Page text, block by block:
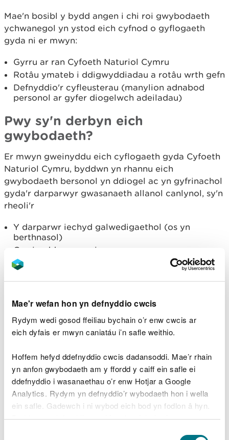
Mae'r wefan hon yn defnyddio cwcis
Rydym wedi gosod ffeiliau bychain o’r enw cwcis ar
eich dyfais er mwyn caniatáu i’n safle weithio.
Hoffem hefyd ddefnyddio cwcis dadansoddi. Mae’r rhain
yn anfon gwybodaeth am y ffordd y caiff ein safle ei
ddefnyddio i wasanaethau o’r enw Hotjar a Google
Analytics. Rydym yn defnyddio’r wybodaeth hon i wella
ein safle. Gadewch i ni wybod eich bod yn fodlon â hyn.
Byddwn yn defnyddio cwci i gadw eich dewis.
Mae'n bosibl y bydd angen i chi roi gwybodaeth
ychwanegol yn ystod eich cyfnod o gyflogaeth
gyda ni er mwyn:
Gyrru ar ran Cyfoeth Naturiol Cymru
Rotâu ymateb i ddigwyddiadau a rotâu wrth gefn
Defnyddio'r cyfleusterau (manylion adnabod
personol ar gyfer diogelwch adeiladau)
Pwy sy'n derbyn eich
gwybodaeth?
Er mwyn gweinyddu eich cyflogaeth gyda Cyfoeth
Naturiol Cymru, byddwn yn rhannu eich
gwybodaeth bersonol yn ddiogel ac yn gyfrinachol
gyda'r darparwyr gwasanaeth allanol canlynol, sy'n
rheoli'r
Y darparwr iechyd galwedigaethol (os yn
berthnasol)
Gweinyddwyr pensiwn
CThEM
Byddwn yn gofyn am eich caniatâd ysgrifenedig
drydydd partïon. Mae'r rhain yn cynnwys:
Geirdaon ar gyfer darpar gyflogwyr
chais gweithiwr am forgais/eiddo rhent
Geirdaon a roddir mewn cysylltiad ag achosion
cyfreithiol
Cliriad diogelwch uwch
Beth yw ein sail